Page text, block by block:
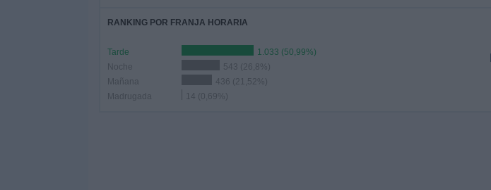
RANKING POR FRANJA HORARIA
Tarde
1.033 (50,99%)
Noche
543 (26,8%)
Mañana
436 (21,52%)
Madrugada
14 (0,69%)